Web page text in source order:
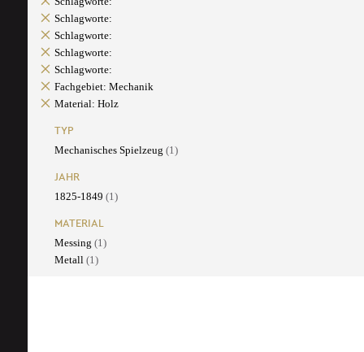
Schlagworte:
Schlagworte:
Schlagworte:
Schlagworte:
Fachgebiet: Mechanik
Material: Holz
TYP
Mechanisches Spielzeug (1)
JAHR
1825-1849 (1)
MATERIAL
Messing (1)
Metall (1)